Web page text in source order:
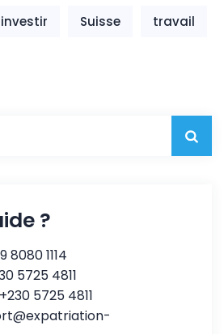
investir Suisse travail
?
8080 1114
5725 4811
+230 5725 4811